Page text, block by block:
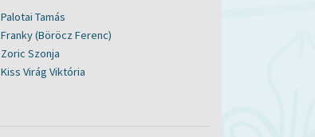
Palotai Tamás
Franky (Böröcz Ferenc)
Zoric Szonja
Kiss Virág Viktória